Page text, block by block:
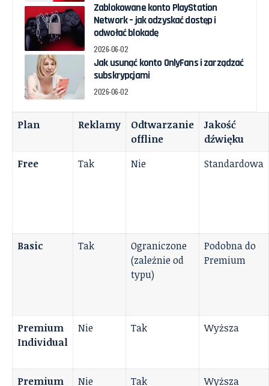
Zablokowane konto PlayStation
Network – jak odzyskać dostęp i
odwołać blokadę
2026-06-02
Jak usunąć konto OnlyFans i zarządzać
subskrypcjami
2026-06-02
Plan Reklamy
Odtwarzanie
offline
Jakość
dźwięku
Free
Tak Nie Standardowa
Basic Tak
Ograniczone
(zależnie od
typu)
Podobna do
Premium
Premium
Individual
Nie Tak Wyższa
Premium
Nie Tak Wyższa